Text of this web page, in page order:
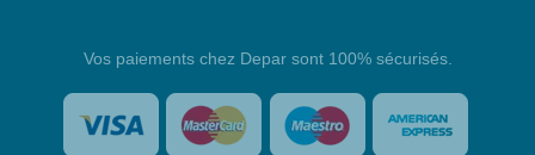
Vos paiements chez Depar sont 100% sécurisés.